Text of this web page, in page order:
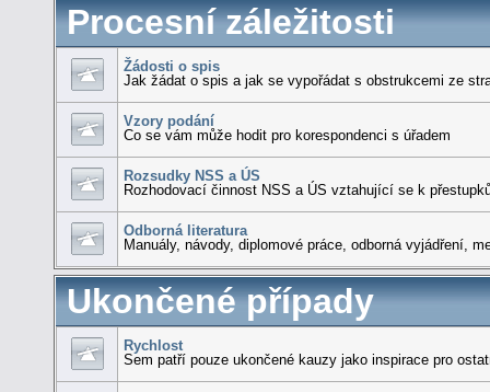
Procesní záležitosti
Žádosti o spis
Jak žádat o spis a jak se vypořádat s obstrukcemi ze
Vzory podání
Co se vám může hodit pro korespondenci s úřadem
Rozsudky NSS a ÚS
Rozhodovací činnost NSS a ÚS vztahující se k
Odborná literatura
Manuály, návody, diplomové práce, odborná vyjádření,
Ukončené případy
Rychlost
Sem patří pouze ukončené kauzy jako inspirace pro